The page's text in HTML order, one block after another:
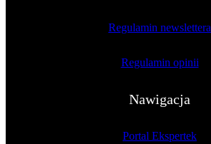
Regulamin newslettera
Regulamin opinii
Nawigacja
Portal Ekspertek